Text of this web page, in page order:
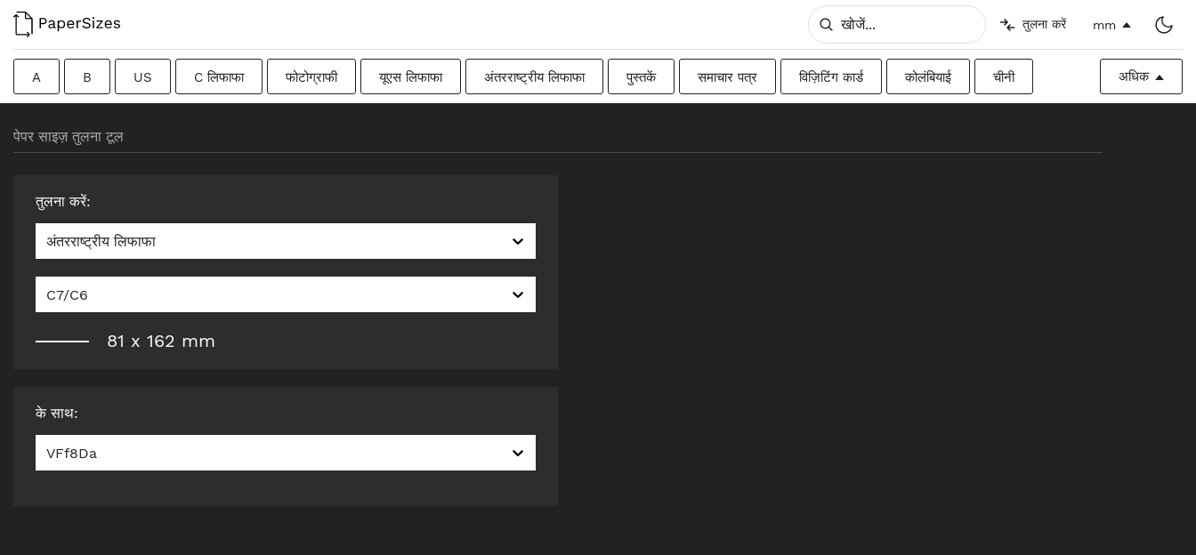
तुलना करें mm
A B US C लिफाफा फोटोग्राफी यूएस लिफाफा अंतरराष्ट्रीय लिफाफा पुस्तकें समाचार पत्र विज़िटिंग कार्ड कोलंबियाई चीनी अधिक
पेपर साइज़ तुलना टूल
तुलना करें:
अंतरराष्ट्रीय लिफाफा
C7/C6
81 x 162 mm
के साथ:
VFf8Da